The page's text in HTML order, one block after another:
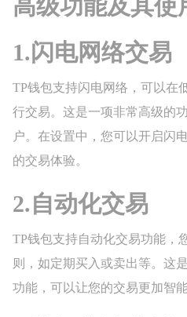
高级功能及其使
1.闪电网络交易
TP钱包支持闪电网络，可以在
行交易。这是一项非常高级的
户。在设置中，您可以开启闪
的交易体验。
2.自动化交易
TP钱包支持自动化交易功能，
则，如定期买入或卖出等。这
功能，可以让您的交易更加智能